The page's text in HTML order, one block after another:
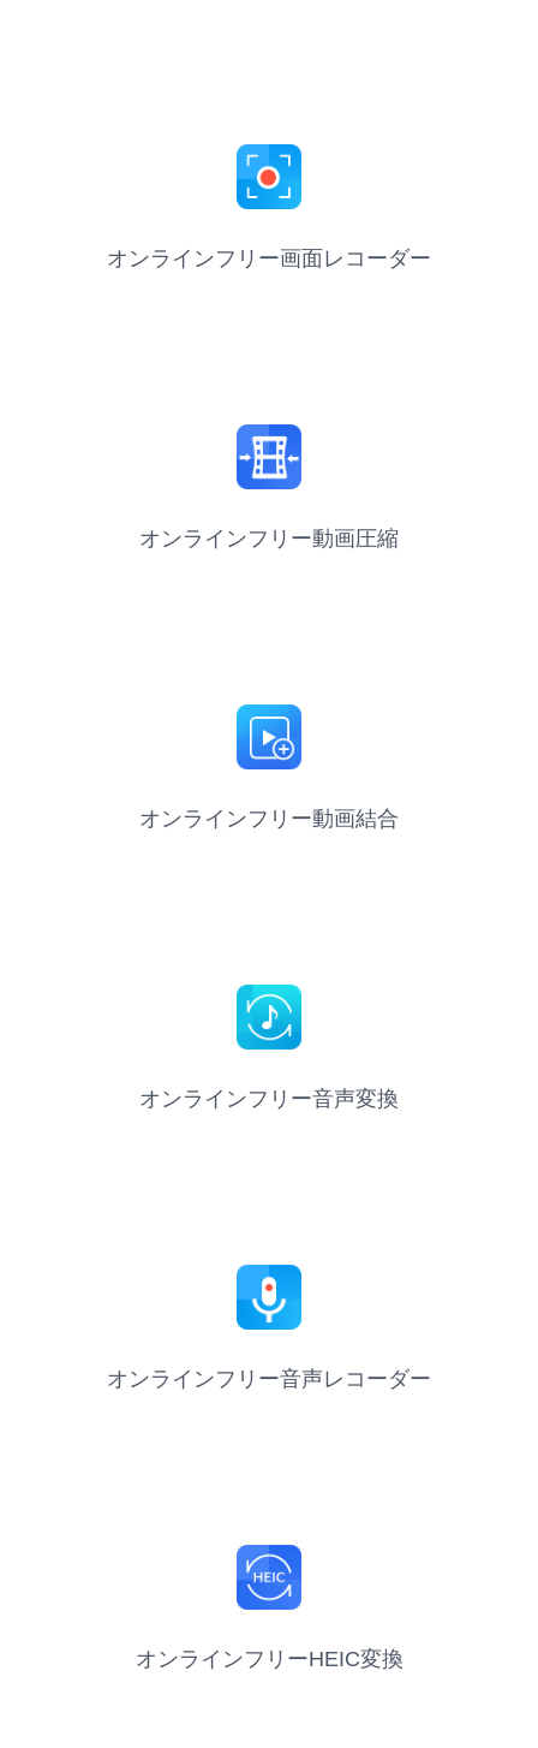
オンラインフリー画面レコーダー
オンラインフリー動画圧縮
オンラインフリー動画結合
オンラインフリー音声変換
オンラインフリー音声レコーダー
オンラインフリーHEIC変換